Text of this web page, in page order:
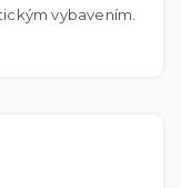
vybavením.